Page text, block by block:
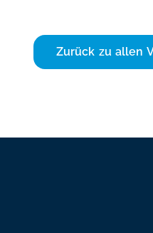
Zurück zu allen